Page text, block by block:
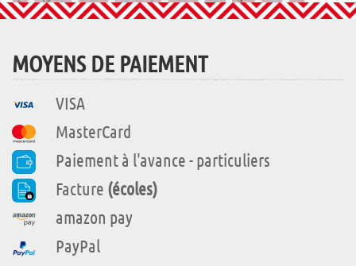
MOYENS DE PAIEMENT
VISA
MasterCard
Paiement à l'avance - particuliers
Facture (écoles)
amazon pay
PayPal